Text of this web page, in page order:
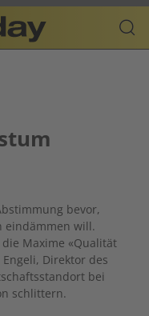
bevor,
eindämmen will.
Maxime «Qualität
Direktor des
bei
schlittern.